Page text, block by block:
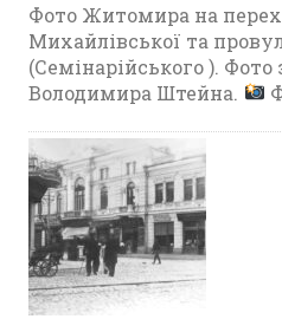
Фото Житомира на
Михайлівської та
(Семінарійського ). Фото
Володимира Штейна.